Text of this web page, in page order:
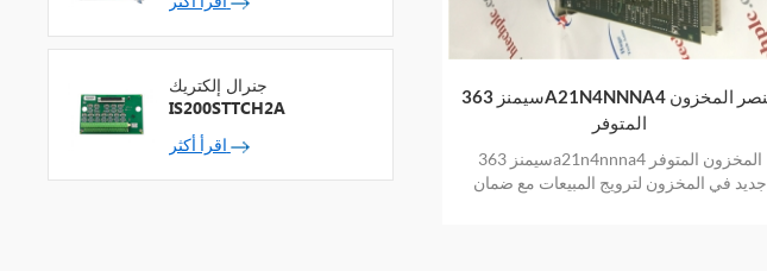
سيمنز 363A21N4NNNA4 عنصر المخزون
المتوفر
سيمنز 363a21n4nnna4 المخزون المتوفر
جديد في المخزون لترويج المبيعات مع ضمان
جنرال إلكتريك
IS200STTCH2A